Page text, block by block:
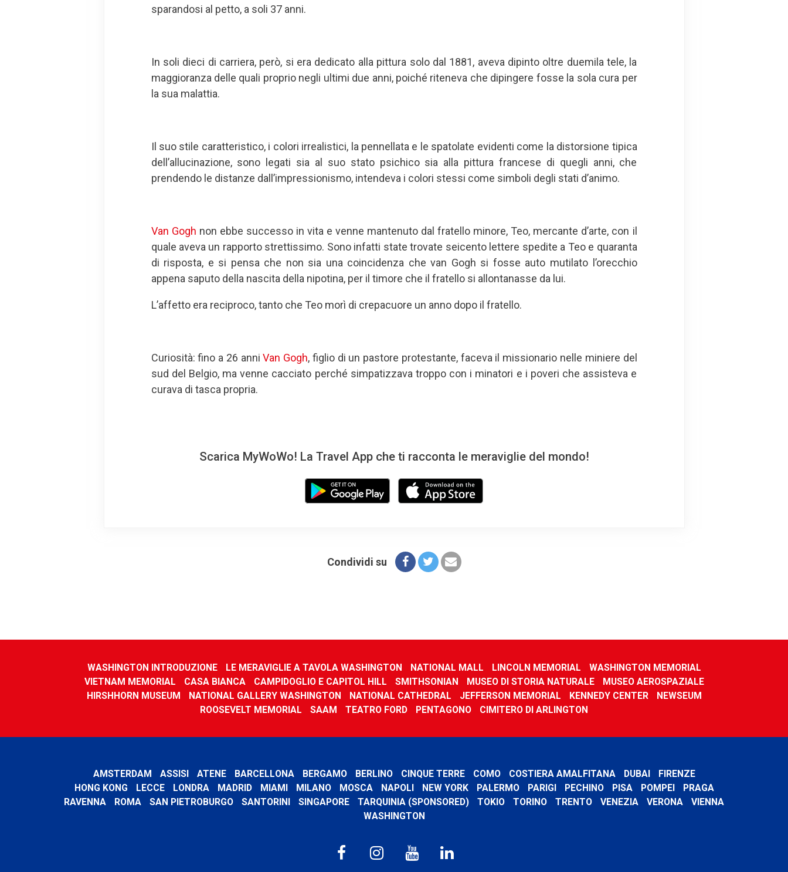
sparandosi al petto, a soli 37 anni.
In soli dieci di carriera, però, si era dedicato alla pittura solo dal 1881, aveva dipinto oltre duemila tele, la
maggioranza delle quali proprio negli ultimi due anni, poiché riteneva che dipingere fosse la sola cura per
la sua malattia.
Il suo stile caratteristico, i colori irrealistici, la pennellata e le spatolate evidenti come la distorsione tipica
dell’allucinazione, sono legati sia al suo stato psichico sia alla pittura francese di quegli anni, che
prendendo le distanze dall’impressionismo, intendeva i colori stessi come simboli degli stati d’animo.
Van Gogh non ebbe successo in vita e venne mantenuto dal fratello minore, Teo, mercante d’arte, con il
quale aveva un rapporto strettissimo. Sono infatti state trovate seicento lettere spedite a Teo e quaranta
di risposta, e si pensa che non sia una coincidenza che van Gogh si fosse auto mutilato l’orecchio
appena saputo della nascita della nipotina, per il timore che il fratello si allontanasse da lui.
L’affetto era reciproco, tanto che Teo morì di crepacuore un anno dopo il fratello.
Curiosità: fino a 26 anniVan Gogh, figlio di un pastore protestante, faceva il missionario nelle miniere del
sud del Belgio, ma venne cacciato perché simpatizzava troppo con i minatori e i poveri che assisteva e
curava di tasca propria.
Scarica MyWoWo! La Travel App che ti racconta le meraviglie del mondo!
Condividi su
WASHINGTON INTRODUZIONE LE MERAVIGLIE A TAVOLA WASHINGTON NATIONAL MALL LINCOLN MEMORIAL
WASHINGTON MEMORIAL
VIETNAM MEMORIAL
CASA BIANCA CAMPIDOGLIO E CAPITOL HILL SMITHSONIAN MUSEO DI STORIA NATURALE
MUSEO AEROSPAZIALE
HIRSHHORN MUSEUM
NATIONAL GALLERY WASHINGTON NATIONAL CATHEDRAL JEFFERSON MEMORIAL KENNEDY CENTER
NEWSEUM
ROOSEVELT MEMORIAL
SAAM TEATRO FORD PENTAGONO CIMITERO DI ARLINGTON
AMSTERDAM ASSISI ATENE BARCELLONA BERGAMO BERLINO CINQUE TERRE COMO COSTIERA AMALFITANA DUBAI
FIRENZE
HONG KONG
LECCE LONDRA MADRID MIAMI MILANO MOSCA NAPOLI NEW YORK PALERMO PARIGI PECHINO PISA POMPEI
PRAGA
RAVENNA
ROMA SAN PIETROBURGO SANTORINI SINGAPORE TARQUINIA (SPONSORED) TOKIO TORINO TRENTO VENEZIA VERONA
VIENNA
WASHINGTON